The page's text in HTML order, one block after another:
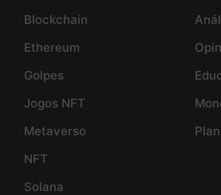
Blockchain
Ethereum
Golpes
Jogos NFT
Metaverso
NFT
Solana